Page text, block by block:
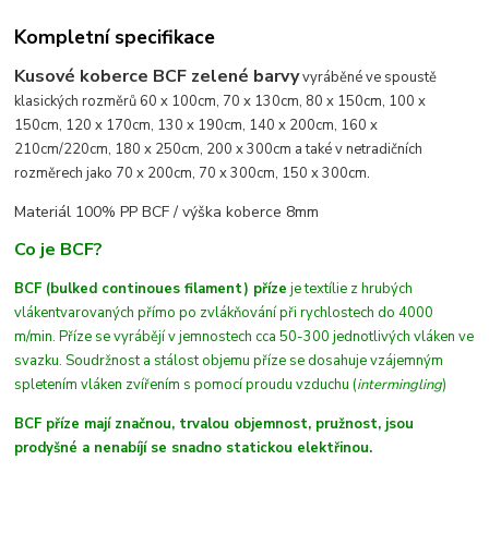
Kompletní specifikace
Kusové koberce BCF zelené barvyvyráběné ve spoustě
klasických rozměrů 60 x 100cm, 70 x 130cm, 80 x 150cm, 100 x
150cm, 120 x 170cm, 130 x 190cm, 140 x 200cm, 160 x
210cm/220cm, 180 x 250cm, 200 x 300cm a také v netradičních
rozměrech jako 70 x 200cm, 70 x 300cm, 150 x 300cm.
Materiál 100% PP BCF /výška koberce 8mm
Co je BCF?
BCF (bulked continoues filament) příze je textílie z hrubých
vlákentvarovanýchpřímo po zvlákňování při rychlostech do 4000
m/min. Příze se vyrábějí v jemnostech cca 50-300 jednotlivých vláken ve
svazku. Soudržnost a stálost objemu příze se dosahuje vzájemným
spletením vláken zvířením s pomocí proudu vzduchu (intermingling)
BCF příze mají značnou, trvalou objemnost, pružnost, jsou
prodyšné a nenabíjí se snadno statickou elektřinou.